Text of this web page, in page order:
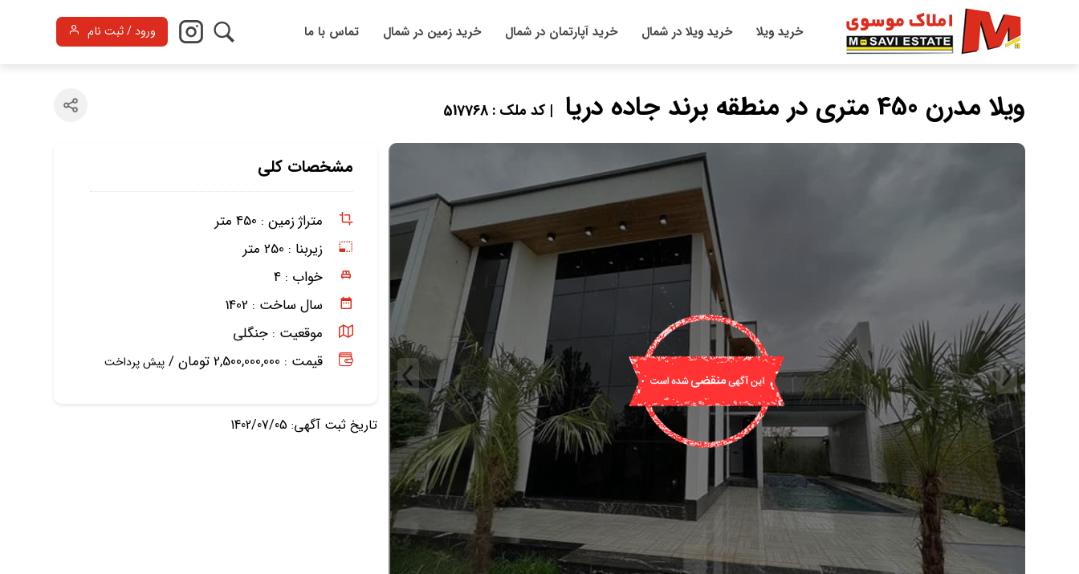
خرید ویلا خرید ویلا در شمال خرید آپارتمان در شمال خرید زمین در شمال تماس با ما ورود / ثبت نام
ویلا مدرن 450 متری در منطقه برند جاده دریا | کد ملک : 517768
مشخصات کلی
متراژ زمین : 450 متر
زیربنا : 250 متر
خواب : 4
سال ساخت : 1402
موقعیت : جنگلی
قیمت : 2,500,000,000 تومان /
پیش پرداخت
تاریخ ثبت آگهی: 1402/07/05